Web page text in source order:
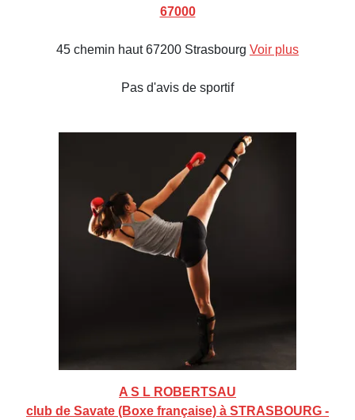
67000
45 chemin haut 67200 Strasbourg Voir plus
Pas d'avis de sportif
A S L ROBERTSAU
club de Savate (Boxe française) à STRASBOURG -